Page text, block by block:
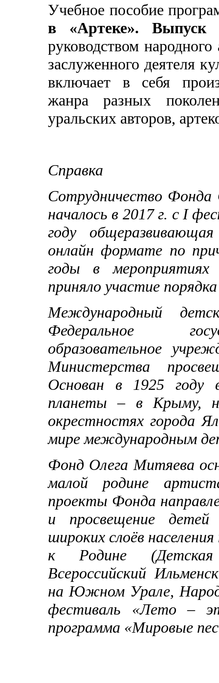
Учебное пособие
в «Артеке».
руководством
заслуженного деятеля
включает в себя
жанра разных
уральских авторов,
Справка
Сотрудничество
началось в 2017 г. с I
году
онлайн формате по
годы в
приняло участие
Международный
Федеральное
образовательное
Министерства
Основан в 1925 году
планеты – в Крыму,
окрестностях города
мире международным
Фонд Олега Митяева
малой родине
проекты Фонда
и просвещение
широких слоёв
к Родине
Всероссийский
на Южном Урале,
фестиваль «Лето –
программа «Мировые